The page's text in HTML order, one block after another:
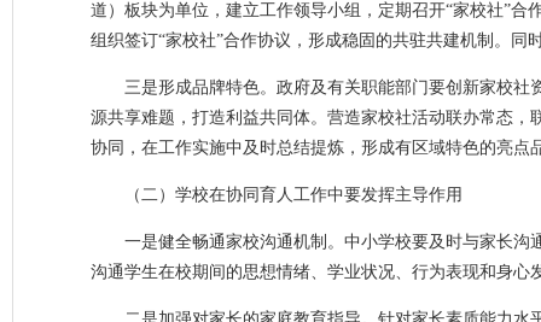
道）板块为单位，建立工作领导小组，定期召开“家校社”合
组织签订“家校社”合作协议，形成稳固的共驻共建机制。同
三是形成品牌特色。政府及有关职能部门要创新家校社
源共享难题，打造利益共同体。营造家校社活动联办常态
协同，在工作实施中及时总结提炼，形成有区域特色的亮点
（二）学校在协同育人工作中要发挥主导作用
一是健全畅通家校沟通机制。中小学校要及时与家长
沟通学生在校期间的思想情绪、学业状况、行为表现和身